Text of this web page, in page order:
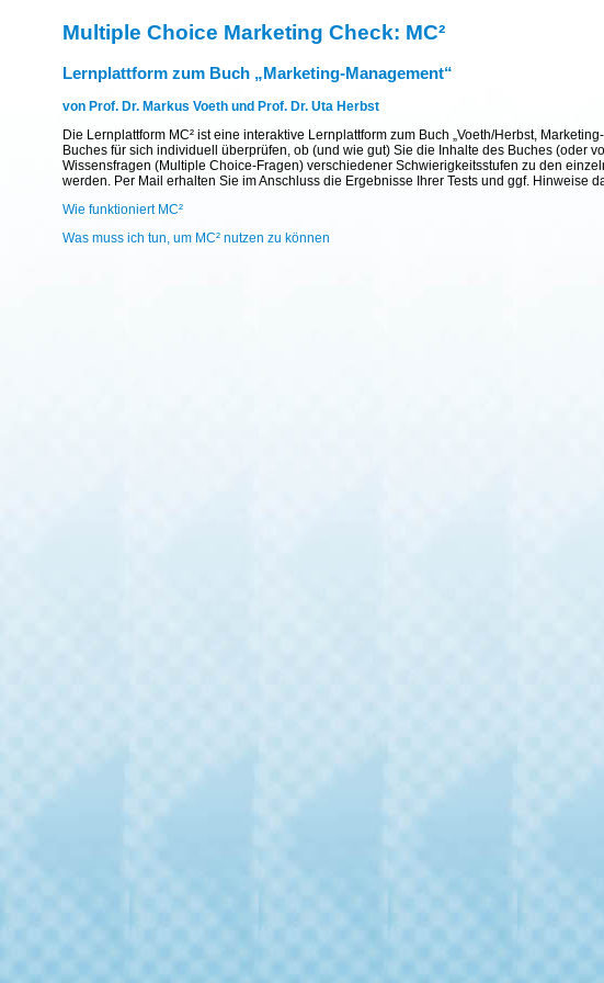
Multiple Choice Marketing Check: MC²
Lernplattform zum Buch „Marketing-Management“
von Prof. Dr. Markus Voeth und Prof. Dr. Uta Herbst
Die Lernplattform MC² ist eine interaktive Lernplattform zum Buch „Voeth/Herbst,
Buches für sich individuell überprüfen, ob (und wie gut) Sie die Inhalte des Buches (oder
Wissensfragen (Multiple Choice-Fragen) verschiedener Schwierigkeitsstufen zu den
werden. Per Mail erhalten Sie im Anschluss die Ergebnisse Ihrer Tests und ggf. Hinweise
Wie funktioniert MC²
Was muss ich tun, um MC² nutzen zu können